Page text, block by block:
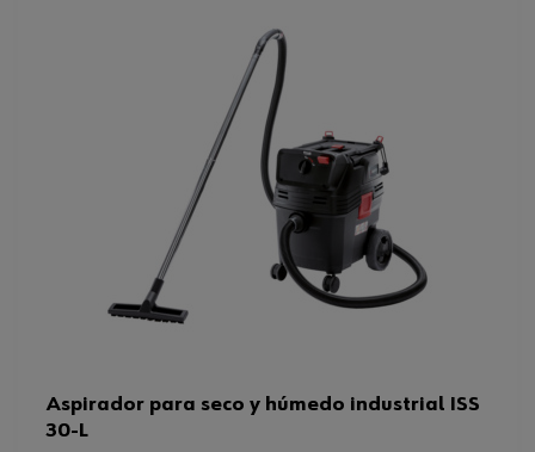
Aspirador para seco y húmedo industrial ISS
30-L